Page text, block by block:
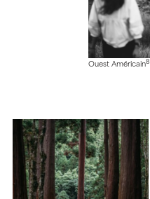
Ouest Américain8